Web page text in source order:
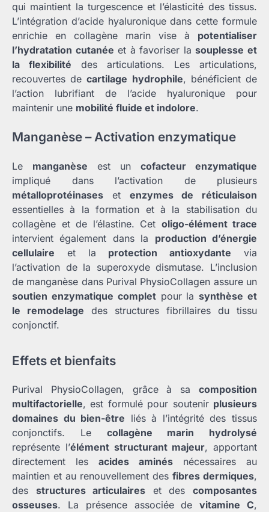
qui maintient la turgescence et l’élasticité des tissus.
L’intégration d’acide hyaluronique dans cette formule
enrichie en collagène marin vise à potentialiser
l’hydratation cutanée et à favoriser lasouplesse et
la flexibilité des articulations. Les articulations,
recouvertes decartilage hydrophile, bénéficient de
l’action lubrifiant de l’acide hyaluronique pour
maintenir une mobilité fluide et indolore.
Manganèse – Activation enzymatique
Le manganèse est un cofacteur enzymatique
impliqué dans l’activation de plusieurs
métalloprotéinases et enzymes de réticulaison
essentielles à la formation et à la stabilisation du
collagène et de l’élastine. Cet oligo-élément trace
intervient également dans la production d’énergie
cellulaire et la protection antioxydante via
l’activation de la superoxyde dismutase. L’inclusion
de manganèse dans Purival PhysioCollagen assure un
soutien enzymatique completpour lasynthèse et
le remodelage des structures fibrillaires du tissu
conjonctif.
Effets et bienfaits
Purival PhysioCollagen, grâce à sa composition
multifactorielle, est formulé pour soutenir plusieurs
domaines du bien-être liés à l’intégrité des tissus
conjonctifs. Le collagène marin hydrolysé
représente l’élément structurant majeur, apportant
directement les acides aminés nécessaires au
maintien et au renouvellement des fibres dermiques,
des structures articulaires et descomposantes
osseuses. La présence associée devitamine C,